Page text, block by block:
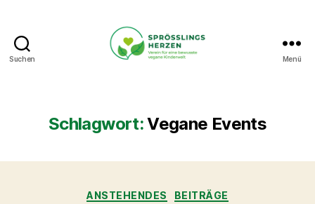
Suchen
für
eine
vegane
Menü
Schlagwort:Vegane Events
Kategorien
ANSTEHENDES
BEITRÄGE